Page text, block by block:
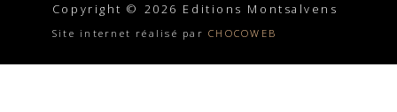
Copyright © 2026 Editions Montsalvens
Site internet réalisé parCHOCOWEB